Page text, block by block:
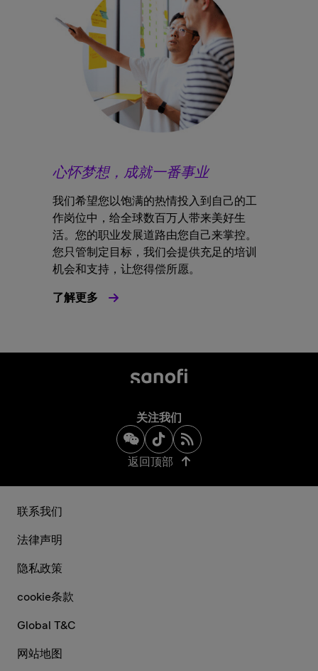
心怀梦想，成就一番事业
我们希望您以饱满的热情投入到自己的工
作岗位中，给全球数百万人带来美好生
活。您的职业发展道路由您自己来掌控。
您只管制定目标，我们会提供充足的培训
机会和支持，让您得偿所愿。
了解更多
关注我们
返回顶部
联系我们
法律声明
隐私政策
cookie条款
Global T&C
网站地图